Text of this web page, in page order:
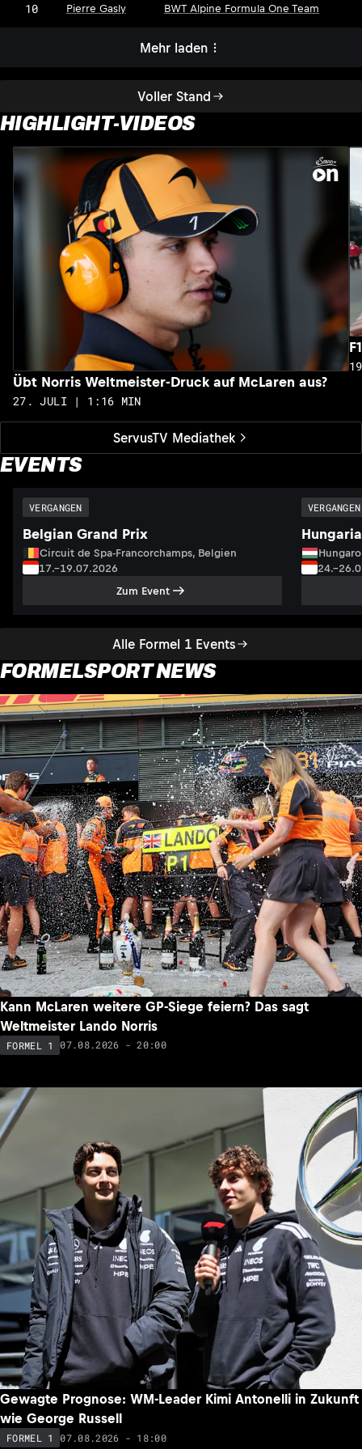
Voller Stand
10 Pierre Gasly BWT Alpine Formula One Team
Mehr laden
HIGHLIGHT-VIDEOS
ServusTV Mediathek
Übt Norris Weltmeister-Druck auf McLaren aus?
27. JULI | 1:16 MIN
EVENTS
Alle Formel 1 Events
VERGANGEN
Belgian Grand Prix
Circuit de Spa-Francorchamps, Belgien
17.–19.07.2026
Zum Event
VERGANGEN
FORMELSPORT NEWS
Kann McLaren weitere GP-Siege feiern? Das sagt
Weltmeister Lando Norris
FORMEL 1 07.08.2026 - 20:00
Gewagte Prognose: WM-Leader Kimi Antonelli in Zukunft
wie George Russell
FORMEL 1 07.08.2026 - 18:00